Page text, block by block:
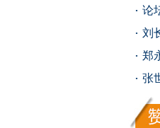
论
刘
郑
张